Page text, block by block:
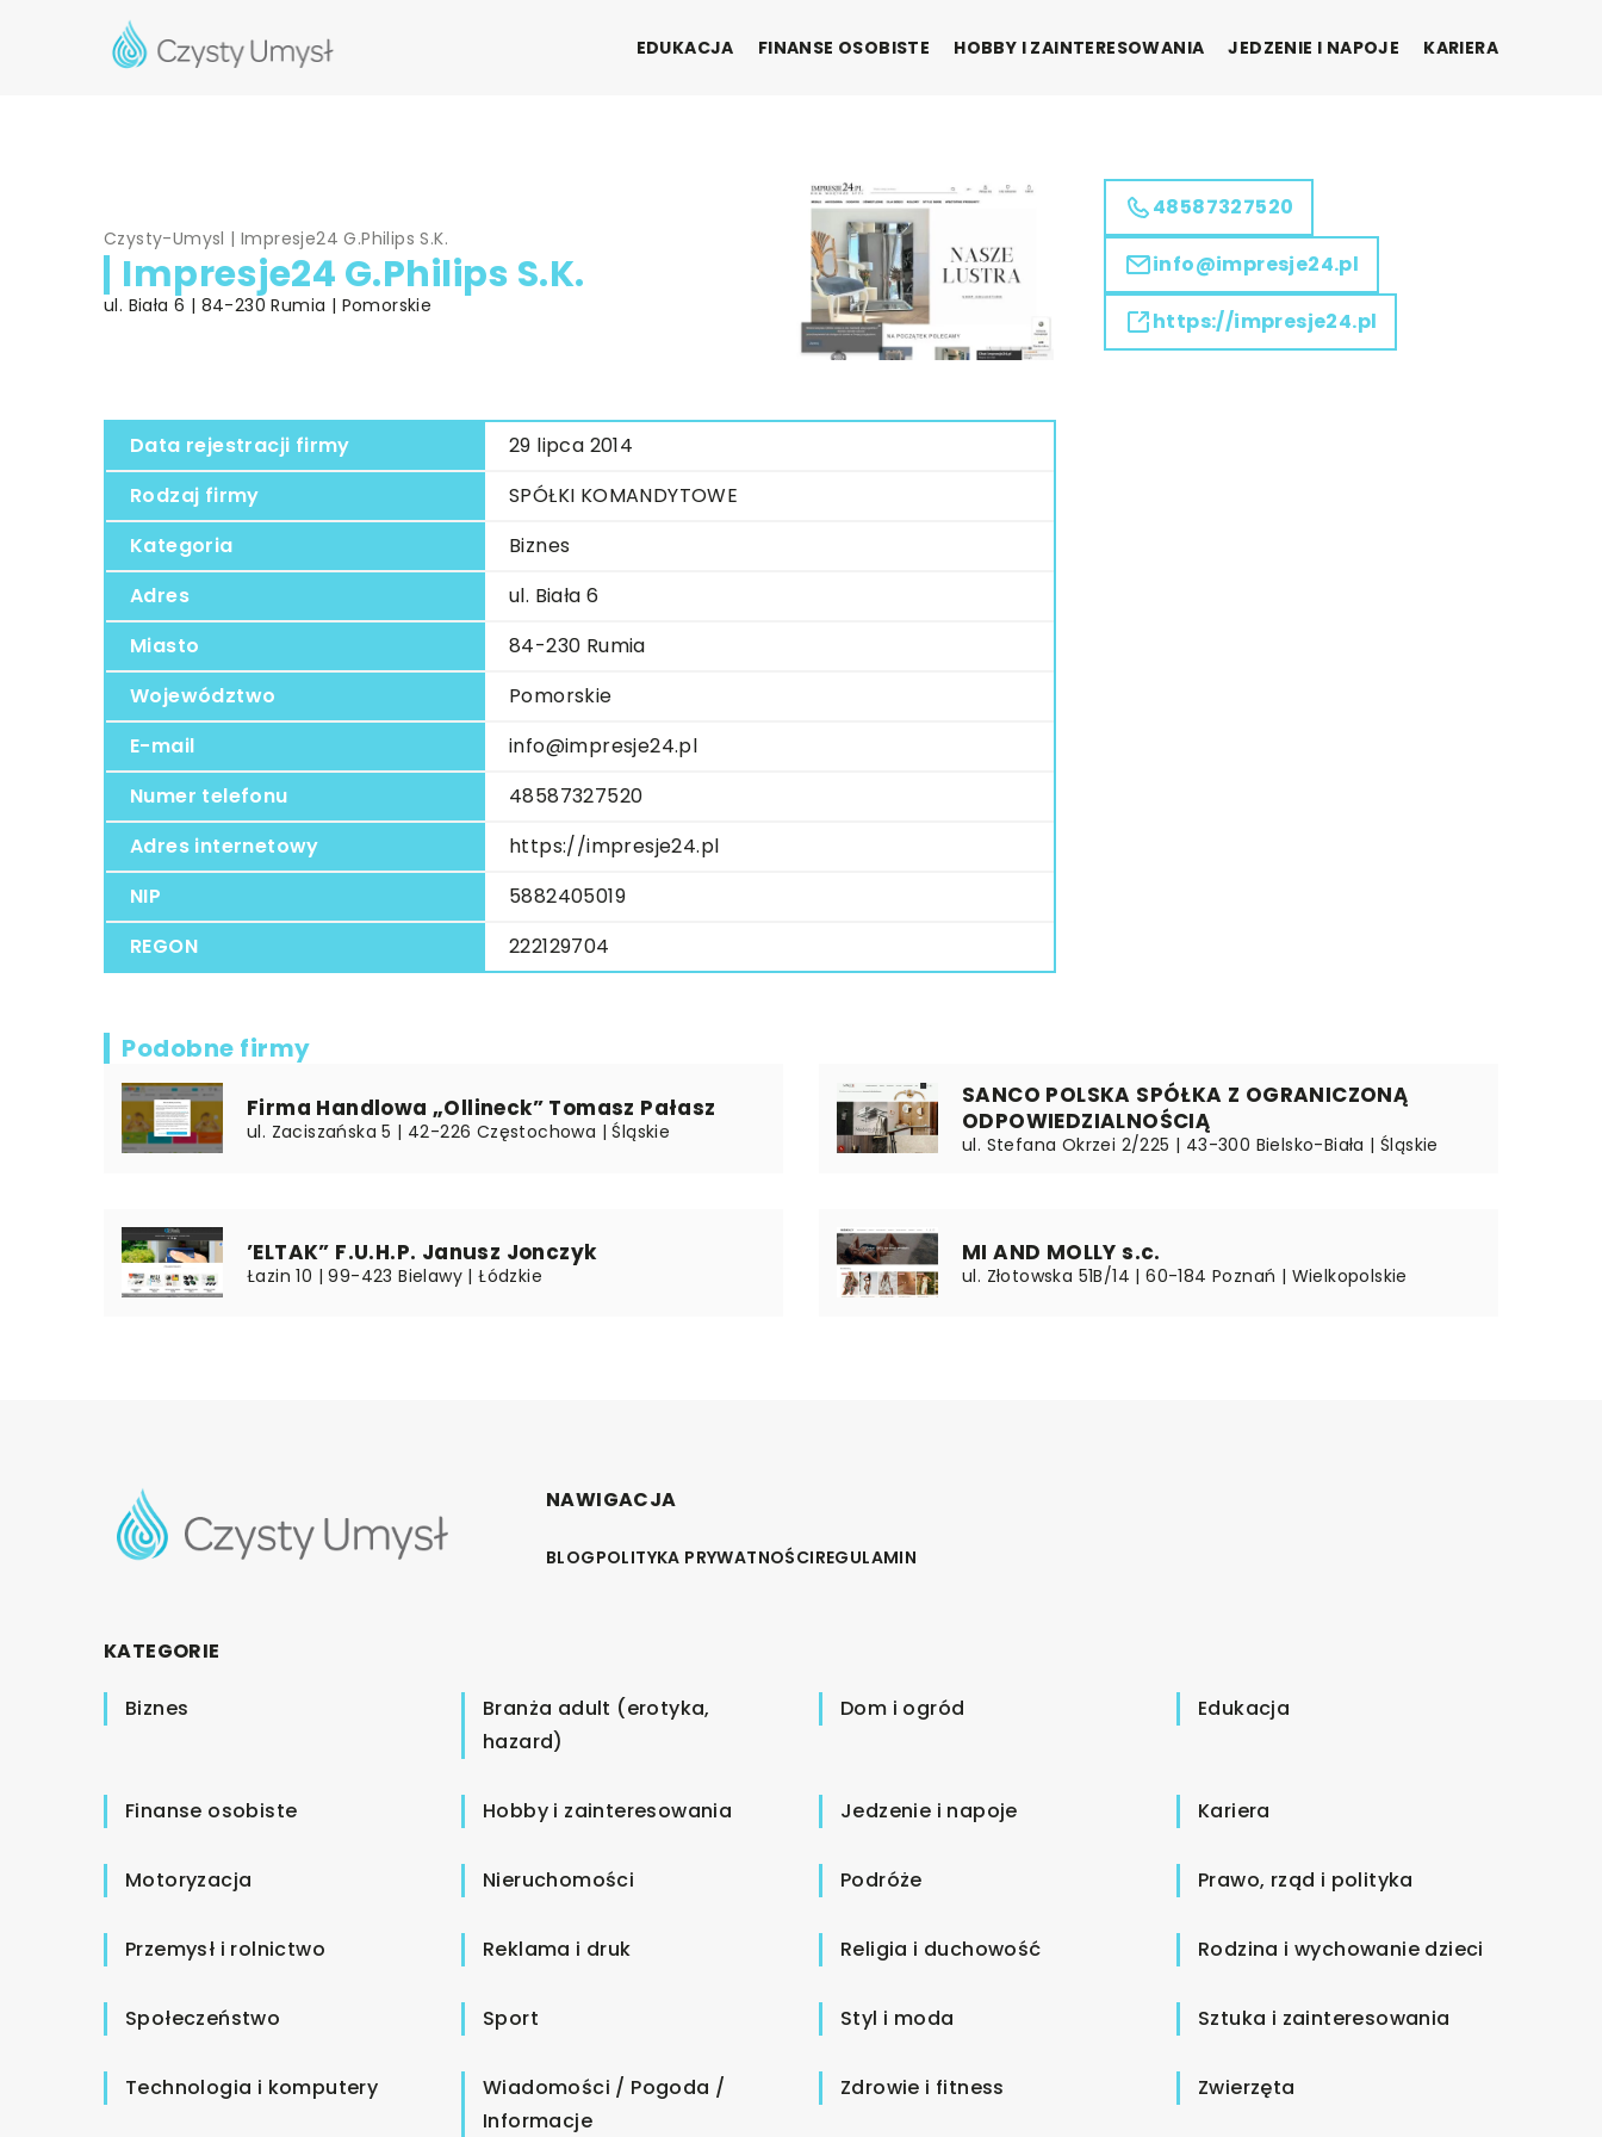
EDUKACJA FINANSE OSOBISTE HOBBY I ZAINTERESOWANIA JEDZENIE I NAPOJE KARIERA
Czysty-Umysl |Impresje24 G.Philips S.K.
Impresje24 G.Philips S.K.
ul. Biała 6 | 84-230 Rumia | Pomorskie
Data rejestracji firmy
29 lipca 2014
Rodzaj firmy
SPÓŁKI KOMANDYTOWE
Kategoria
Biznes
Adres
ul. Biała 6
Miasto
84-230 Rumia
Województwo
Pomorskie
E-mail
info@impresje24.pl
Numer telefonu
48587327520
Adres internetowy
https://impresje24.pl
NIP
5882405019
REGON
222129704
48587327520
info@impresje24.pl
https://impresje24.pl
Podobne firmy
Firma Handlowa „Ollineck” Tomasz Pałasz
ul. Zaciszańska 5 | 42-226 Częstochowa | Śląskie
SANCO POLSKA SPÓŁKA Z OGRANICZONĄ
ODPOWIEDZIALNOŚCIĄ
ul. Stefana Okrzei 2/225 | 43-300 Bielsko-Biała | Śląskie
’ELTAK” F.U.H.P. Janusz Jonczyk
Łazin 10 | 99-423 Bielawy | Łódzkie
MI AND MOLLY s.c.
ul. Złotowska 51B/14 | 60-184 Poznań | Wielkopolskie
NAWIGACJA
BLOGPOLITYKA PRYWATNOŚCIREGULAMIN
KATEGORIE
Biznes
Branża adult (erotyka,
hazard)
Dom i ogród Edukacja
Finanse osobiste Hobby i zainteresowania Jedzenie i napoje Kariera
Motoryzacja Nieruchomości Podróże Prawo, rząd i polityka
Przemysł i rolnictwo Reklama i druk Religia i duchowość Rodzina i wychowanie dzieci
Społeczeństwo Sport Styl i moda Sztuka i zainteresowania
Technologia i komputery
Wiadomości / Pogoda /
Informacje
Zdrowie i fitness Zwierzęta